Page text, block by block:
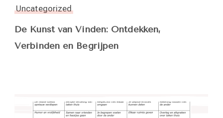
Uncategorized
De Kunst van Vinden: Ontdekken,
Verbinden en Begrijpen